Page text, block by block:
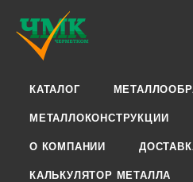
КАТАЛОГ
МЕТАЛЛОКОНСТРУКЦИИ
О КОМПАНИИ
КАЛЬКУЛЯТОР МЕТАЛЛА